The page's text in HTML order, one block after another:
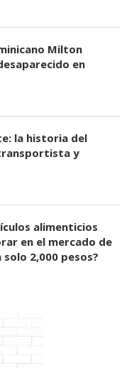
Milton
en
la historia del
y
alimenticios
en el mercado de
2,000 pesos?